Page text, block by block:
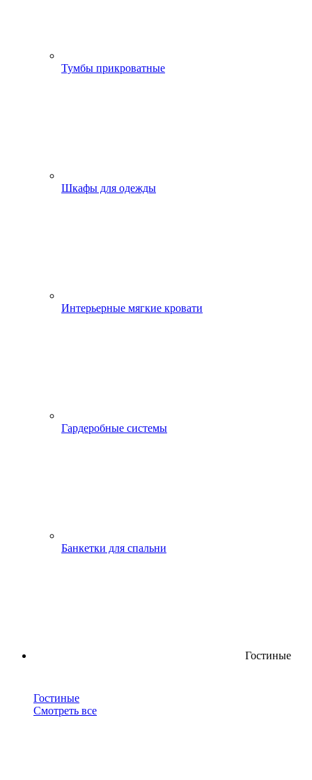
Тумбы прикроватные
Шкафы для одежды
Интерьерные мягкие кровати
Гардеробные системы
Банкетки для спальни
Гостиные
Гостиные
Смотреть все